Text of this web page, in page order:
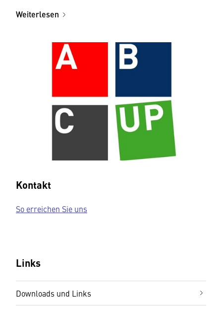
Weiterlesen
Kontakt
So erreichen Sie uns
Links
Downloads und Links